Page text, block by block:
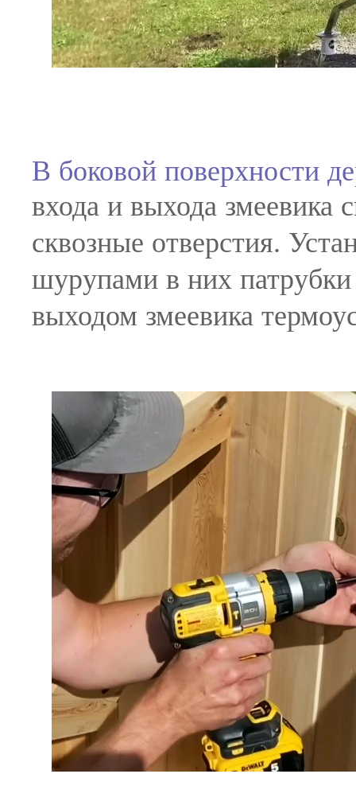
В боковой поверхности
входа и выхода змеевика
сквозные отверстия.
шурупами в них
выходом змеевика